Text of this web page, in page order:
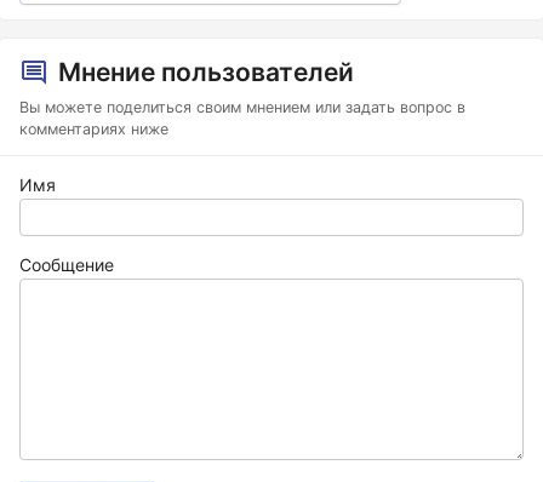
Мнение пользователей
Вы можете поделиться своим мнением или задать вопрос в
комментариях ниже
Имя
Сообщение